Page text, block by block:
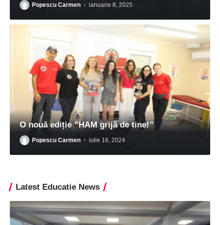
Popescu Carmen ianuarie 8, 2025
O nouă ediție ”HAM grijă de tine!”
Popescu Carmen iulie 16, 2024
Latest Educatie News